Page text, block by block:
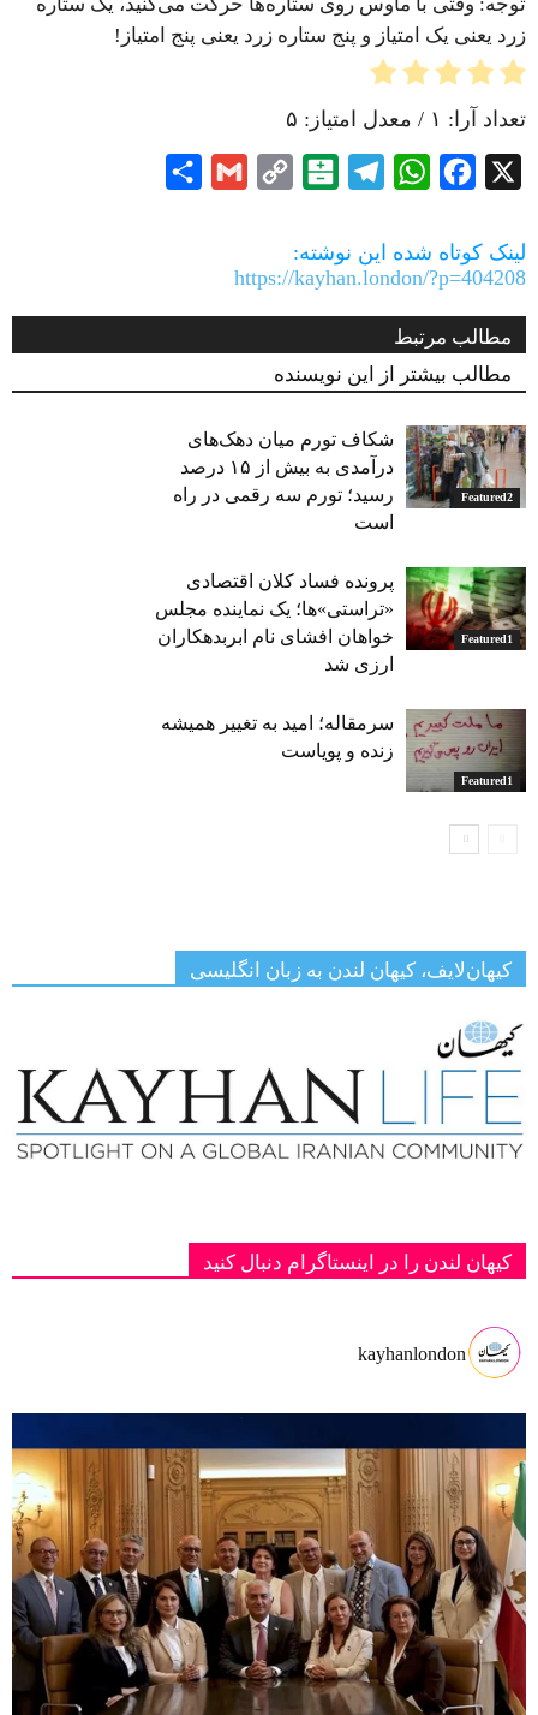
زرد یعنی یک امتیاز و پنج ستاره زرد یعنی پنج امتیاز!
تعداد آرا: ۱ / معدل امتیاز: ۵
X
Facebook
WhatsApp
Telegram
Balatarin
Copy
Gmail
لینک کوتاه شده این نوشته:
https://kayhan.london/?p=404208
مطالب مرتبط
مطالب بیشتر از این نویسنده
Featured2
شکاف تورم میان دهک‌های
درآمدی به بیش از ۱۵ درصد
رسید؛ تورم سه رقمی در راه
است
Featured1
پرونده فساد کلان اقتصادی
«تراستی»ها؛ یک نماینده مجلس
خواهان افشای نام ابربدهکاران
ارزی شد
Featured1
سرمقاله؛ امید به تغییر همیشه
زنده و پویاست
کیهان‌لایف، کیهان لندن به زبان انگلیسی
کیهان لندن را در اینستاگرام دنبال کنید
kayhanlondon